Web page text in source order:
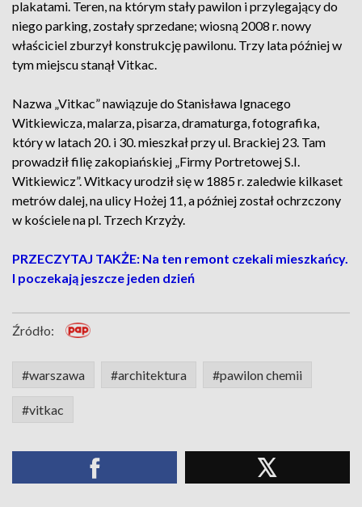
plakatami. Teren, na którym stały pawilon i przylegający do
niego parking, zostały sprzedane; wiosną 2008 r. nowy
właściciel zburzył konstrukcję pawilonu. Trzy lata później w
tym miejscu stanął Vitkac.
Nazwa „Vitkac” nawiązuje do Stanisława Ignacego
Witkiewicza, malarza, pisarza, dramaturga, fotografika,
który w latach 20. i 30. mieszkał przy ul. Brackiej 23. Tam
prowadził filię zakopiańskiej „Firmy Portretowej S.I.
Witkiewicz”. Witkacy urodził się w 1885 r. zaledwie kilkaset
metrów dalej, na ulicy Hożej 11, a później został ochrzczony
w kościele na pl. Trzech Krzyży.
PRZECZYTAJ TAKŻE: Na ten remont czekali mieszkańcy.
I poczekają jeszcze jeden dzień
Źródło:
#warszawa #architektura #pawilon chemii
#vitkac